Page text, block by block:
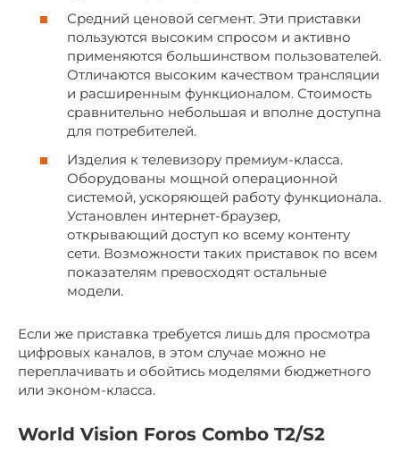
Средний ценовой сегмент. Эти приставки
пользуются высоким спросом и активно
применяются большинством пользователей.
Отличаются высоким качеством трансляции
и расширенным функционалом. Стоимость
сравнительно небольшая и вполне доступна
для потребителей.
Изделия к телевизору премиум-класса.
Оборудованы мощной операционной
системой, ускоряющей работу функционала.
Установлен интернет-браузер,
открывающий доступ ко всему контенту
сети. Возможности таких приставок по всем
показателям превосходят остальные
модели.
Если же приставка требуется лишь для просмотра
цифровых каналов, в этом случае можно не
переплачивать и обойтись моделями бюджетного
или эконом-класса.
World Vision Foros Combo T2/S2